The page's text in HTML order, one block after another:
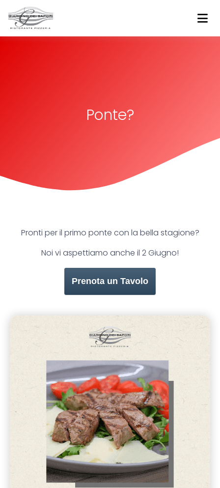
Ponte?
Pronti per il primo ponte con la bella stagione?
Noi vi aspettiamo anche il 2 Giugno!
Prenota un Tavolo